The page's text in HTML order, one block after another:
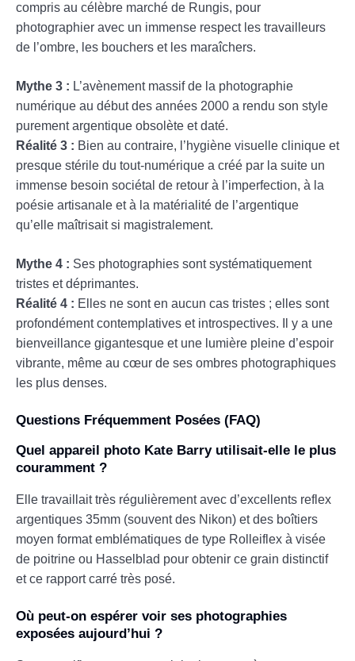
compris au célèbre marché de Rungis, pour
photographier avec un immense respect les travailleurs
de l’ombre, les bouchers et les maraîchers.
Mythe 3 : L’avènement massif de la photographie
numérique au début des années 2000 a rendu son style
purement argentique obsolète et daté.
Réalité 3 : Bien au contraire, l’hygiène visuelle clinique et
presque stérile du tout-numérique a créé par la suite un
immense besoin sociétal de retour à l’imperfection, à la
poésie artisanale et à la matérialité de l’argentique
qu’elle maîtrisait si magistralement.
Mythe 4 : Ses photographies sont systématiquement
tristes et déprimantes.
Réalité 4 : Elles ne sont en aucun cas tristes ; elles sont
profondément contemplatives et introspectives. Il y a une
bienveillance gigantesque et une lumière pleine d’espoir
vibrante, même au cœur de ses ombres photographiques
les plus denses.
Questions Fréquemment Posées (FAQ)
Quel appareil photo Kate Barry utilisait-elle le plus
couramment ?
Elle travaillait très régulièrement avec d’excellents reflex
argentiques 35mm (souvent des Nikon) et des boîtiers
moyen format emblématiques de type Rolleiflex à visée
de poitrine ou Hasselblad pour obtenir ce grain distinctif
et ce rapport carré très posé.
Où peut-on espérer voir ses photographies
exposées aujourd’hui ?